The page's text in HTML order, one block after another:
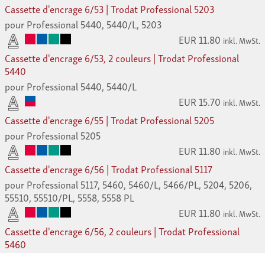
Cassette d'encrage 6/53 | Trodat Professional 5203
pour Professional 5440, 5440/L, 5203
EUR 11.80 inkl. MwSt.
Cassette d'encrage 6/53, 2 couleurs | Trodat Professional
5440
pour Professional 5440, 5440/L
EUR 15.70 inkl. MwSt.
Cassette d'encrage 6/55 | Trodat Professional 5205
pour Professional 5205
EUR 11.80 inkl. MwSt.
Cassette d'encrage 6/56 | Trodat Professional 5117
pour Professional 5117, 5460, 5460/L, 5466/PL, 5204, 5206,
55510, 55510/PL, 5558, 5558 PL
EUR 11.80 inkl. MwSt.
Cassette d'encrage 6/56, 2 couleurs | Trodat Professional
5460